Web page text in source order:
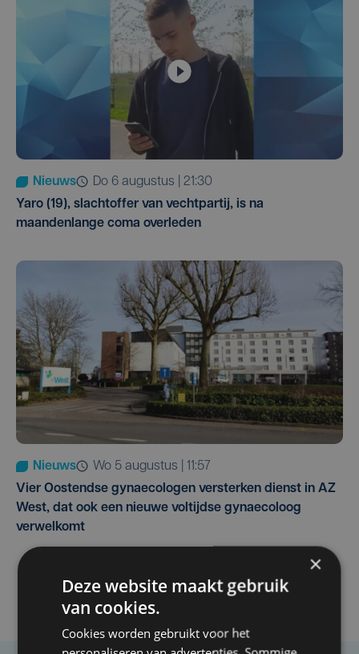
Nieuws
do 6 augustus | 21:30
Yaro (19), slachtoffer van vechtpartij, is na
maandenlange coma overleden
Nieuws
wo 5 augustus | 11:57
Vier Oostendse gynaecologen versterken dienst in AZ
West, dat ook een nieuwe voltijdse gynaecoloog
verwelkomt
×
Deze website maakt gebruik
van cookies.
Cookies worden gebruikt voor het